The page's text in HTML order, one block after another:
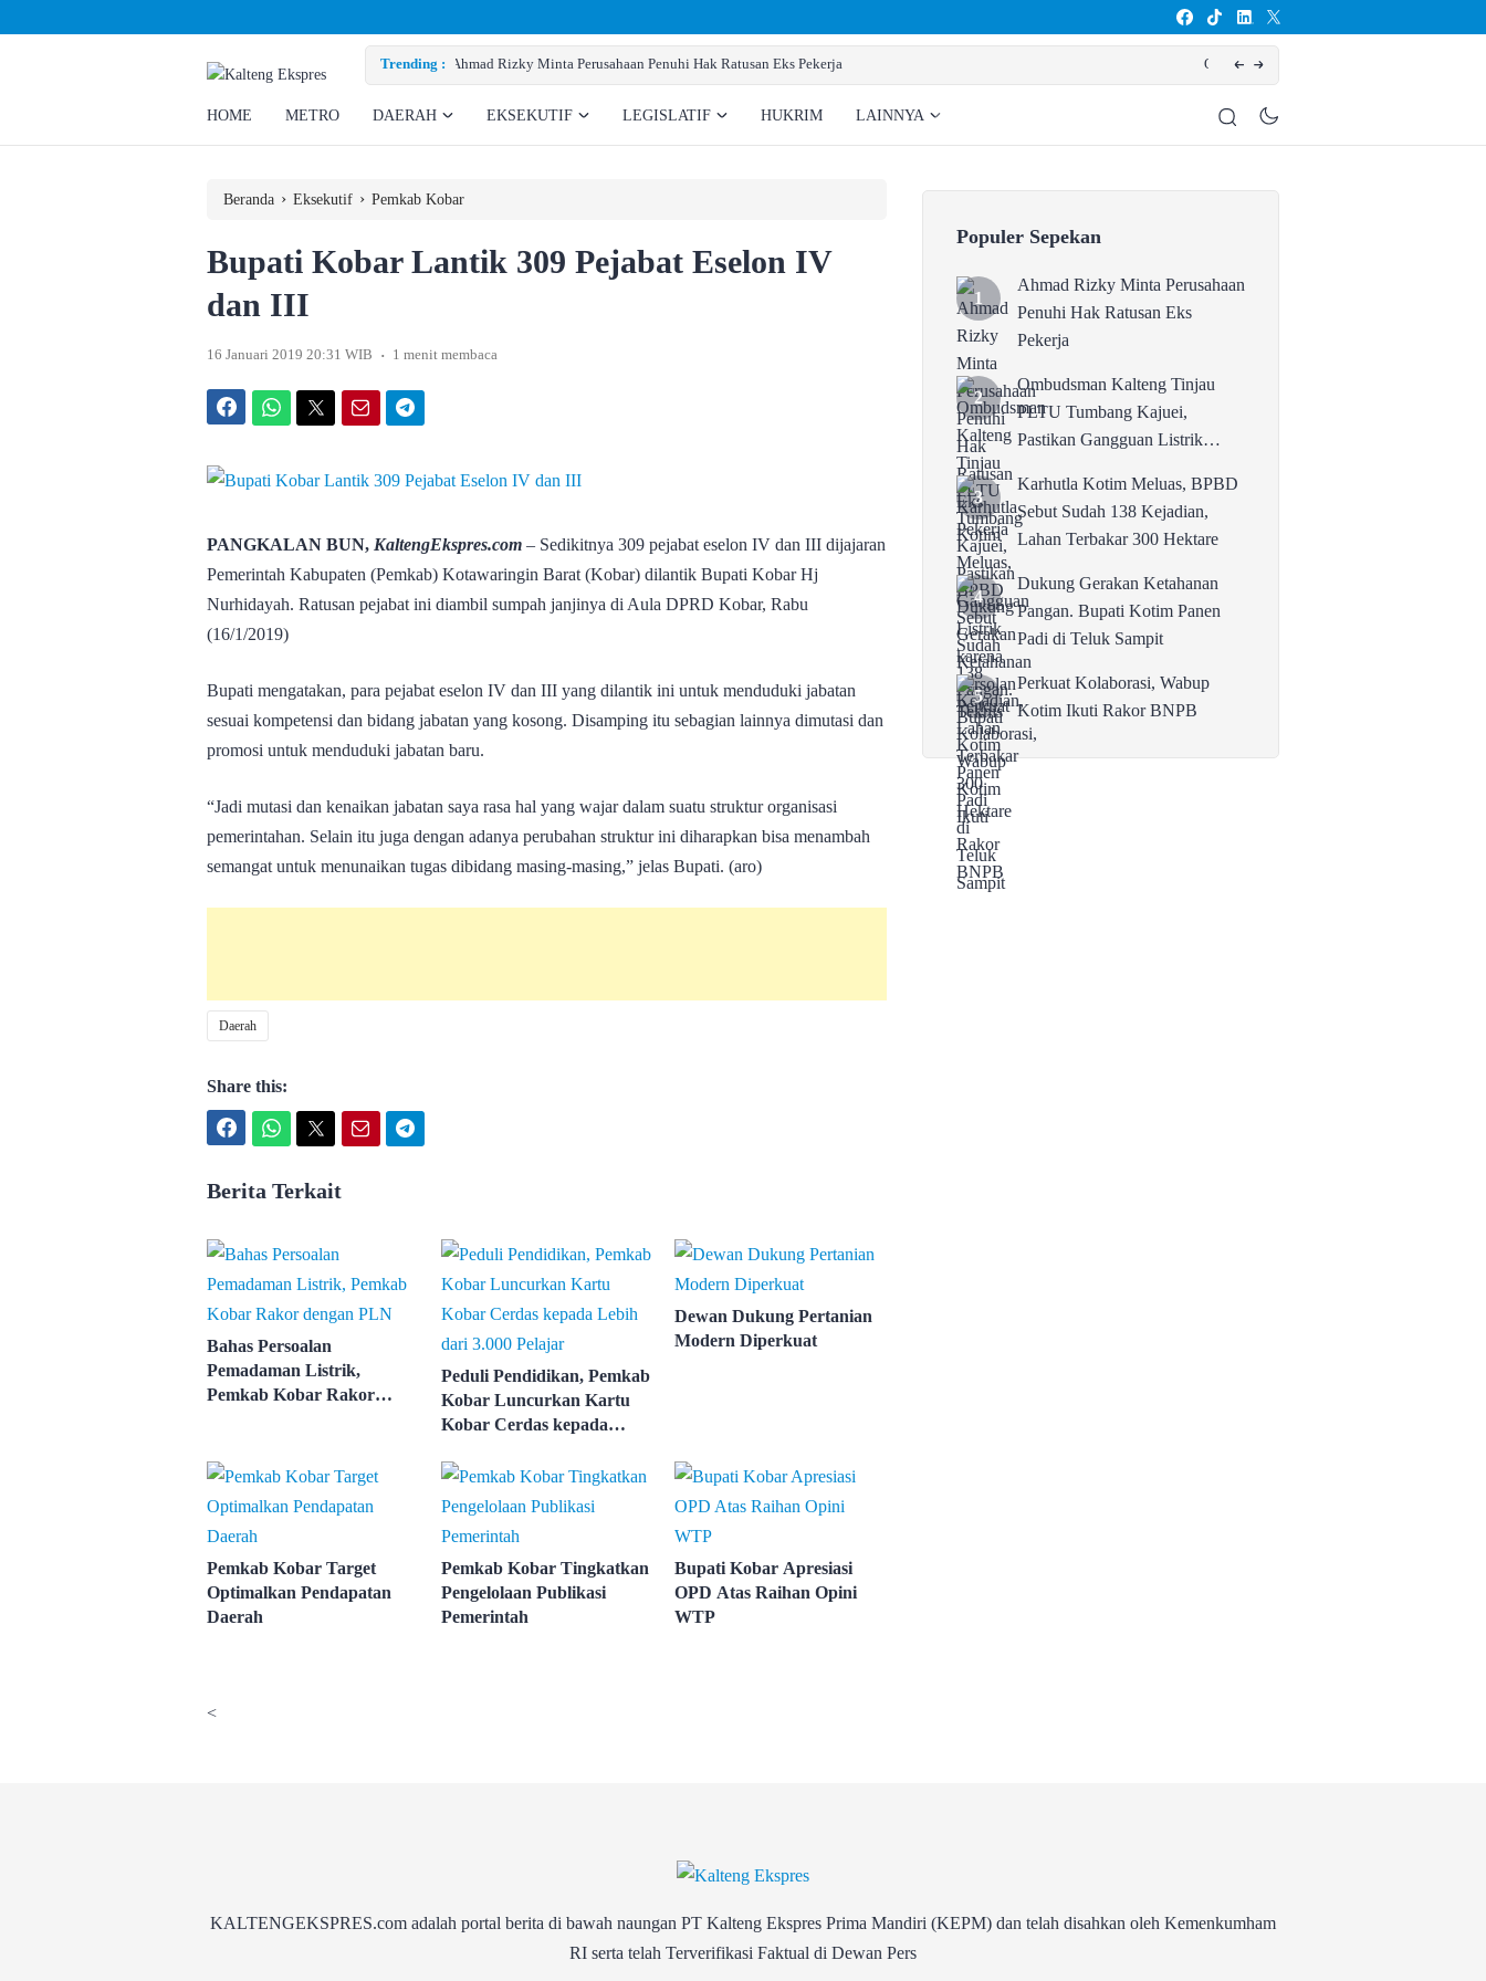
Trending :
Ahmad Rizky Minta Perusahaan Penuhi Hak Ratusan Eks Pekerja Ombudsman Kalteng Tinjau PLTU Tumbang Kajuei, Pastikan Gangguan Listrik karena Persolan Teknis
HOME METRO DAERAH EKSEKUTIF LEGISLATIF HUKRIM LAINNYA
Beranda › Eksekutif › Pemkab Kobar
Bupati Kobar Lantik 309 Pejabat Eselon IV
dan III
16 Januari 2019 20:31 WIB . 1 menit membaca
PANGKALAN BUN, KaltengEkspres.com – Sedikitnya 309 pejabat eselon IV dan III dijajaran
Pemerintah Kabupaten (Pemkab) Kotawaringin Barat (Kobar) dilantik Bupati Kobar Hj
Nurhidayah. Ratusan pejabat ini diambil sumpah janjinya di Aula DPRD Kobar, Rabu
(16/1/2019)
Bupati mengatakan, para pejabat eselon IV dan III yang dilantik ini untuk menduduki jabatan
sesuai kompetensi dan bidang jabatan yang kosong. Disamping itu sebagian lainnya dimutasi dan
promosi untuk menduduki jabatan baru.
“Jadi mutasi dan kenaikan jabatan saya rasa hal yang wajar dalam suatu struktur organisasi
pemerintahan. Selain itu juga dengan adanya perubahan struktur ini diharapkan bisa menambah
semangat untuk menunaikan tugas dibidang masing-masing,” jelas Bupati. (aro)
Daerah
Share this:
Berita Terkait
Bahas Persoalan
Pemadaman Listrik,
Pemkab Kobar Rakor
Peduli Pendidikan, Pemkab
Kobar Luncurkan Kartu
Kobar Cerdas kepada
Dewan Dukung Pertanian
Modern Diperkuat
Pemkab Kobar Target
Optimalkan Pendapatan
Daerah
Pemkab Kobar Tingkatkan
Pengelolaan Publikasi
Pemerintah
Bupati Kobar Apresiasi
OPD Atas Raihan Opini
WTP
Populer Sepekan
Ahmad Rizky Minta Perusahaan
Penuhi Hak Ratusan Eks
Pekerja
Ombudsman Kalteng Tinjau
PLTU Tumbang Kajuei,
Pastikan Gangguan Listrik
Karhutla Kotim Meluas, BPBD
Sebut Sudah 138 Kejadian,
Lahan Terbakar 300 Hektare
Dukung Gerakan Ketahanan
Pangan. Bupati Kotim Panen
Padi di Teluk Sampit
Perkuat Kolaborasi, Wabup
Kotim Ikuti Rakor BNPB
<
KALTENGEKSPRES.com adalah portal berita di bawah naungan PT Kalteng Ekspres Prima Mandiri (KEPM) dan telah disahkan oleh Kemenkumham
RI serta telah Terverifikasi Faktual di Dewan Pers